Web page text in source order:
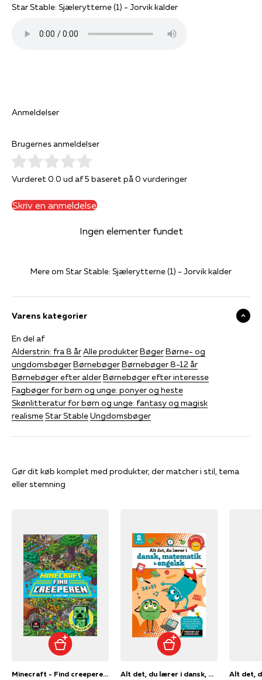
Star Stable: Sjælerytterne (1) - Jorvik kalder
Anmeldelser
Brugernes anmeldelser
Vurderet 0.0 ud af 5 baseret på 0 vurderinger
Skriv en anmeldelse
Ingen elementer fundet
Mere om Star Stable: Sjælerytterne (1) - Jorvik kalder
Varens kategorier
En del af
Alderstrin: fra 8 årAlle produkterBøgerBørne- og
ungdomsbøgerBørnebøgerBørnebøger 8-12 år
Børnebøger efter alderBørnebøger efter interesse
Fagbøger for børn og unge: ponyer og heste
Skønlitteratur for børn og unge: fantasy og magisk
realismeStar StableUngdomsbøger
Gør dit køb komplet med produkter, der matcher i stil, tema
eller stemning
Minecraft - Find creeperen (en søg og find-bog) Alt det, du lærer i dansk, matematik & engelsk - 2. klasse